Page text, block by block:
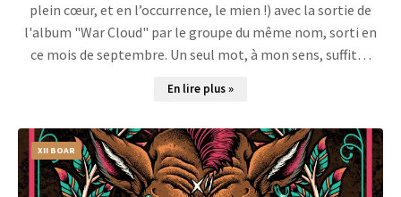
plein cœur, et en l’occurrence, le mien !) avec la sortie de
l'album "War Cloud" par le groupe du même nom, sorti en
ce mois de septembre. Un seul mot, à mon sens, suffit…
En lire plus »
XII BOAR